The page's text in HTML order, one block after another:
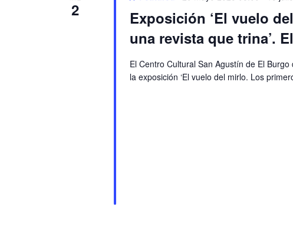
2
Exposición ‘El vuelo
una revista que trina’.
El Centro Cultural San Agustín de El
la exposición ‘El vuelo del mirlo. Los